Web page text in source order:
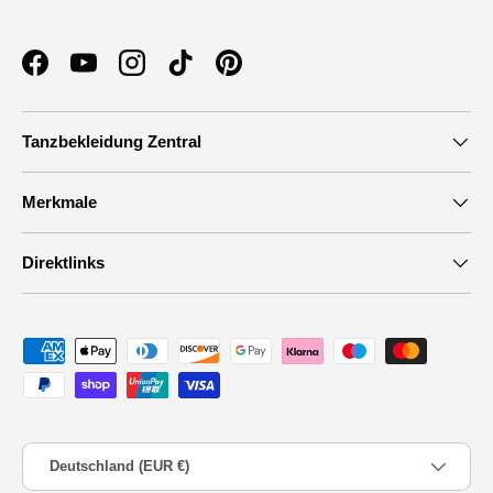
FacebookYouTubeInstagramTikTokPinterest
Tanzbekleidung Zentral
Merkmale
Direktlinks
Zahlungsmethoden
Land/Region
Deutschland (EUR €)